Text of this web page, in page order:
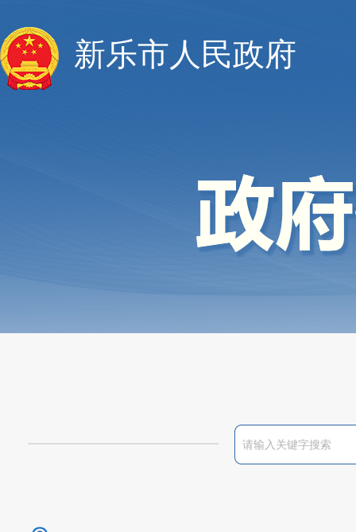
新乐市人民政府